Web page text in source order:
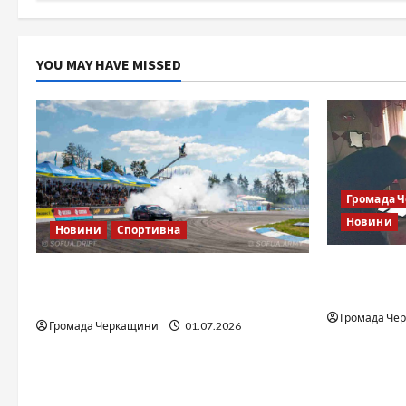
YOU MAY HAVE MISSED
Новини Спортивна
Громада Черкащини 01.07.2026
Громада
Новини
Громада